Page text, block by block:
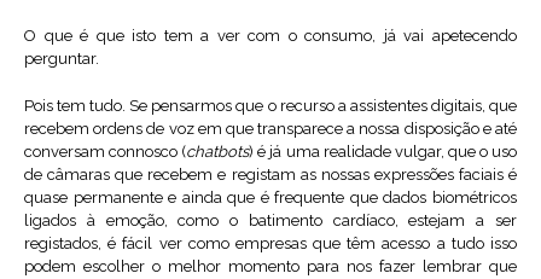
O que é que isto tem a ver com o consumo, já vai apetecendo
perguntar.
Pois tem tudo. Se pensarmos que o recurso a assistentes digitais, que
recebem ordens de voz em que transparece a nossa disposição e até
conversam connosco (chatbots) é já uma realidade vulgar, que o uso
de câmaras que recebem e registam as nossas expressões faciais é
quase permanente e ainda que é frequente que dados biométricos
ligados à emoção, como o batimento cardíaco, estejam a ser
registados, é fácil ver como empresas que têm acesso a tudo isso
podem escolher o melhor momento para nos fazer lembrar que